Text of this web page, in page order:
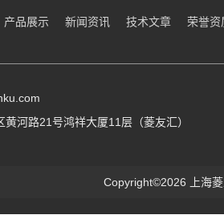
产品展示 新闻资讯 技术文章 荣誉资
河路21号鸿祥大厦11层（菱友汇）
Copyright©2026 上海